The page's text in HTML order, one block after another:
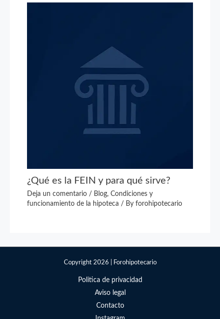
¿Qué es la FEIN y para qué sirve?
Deja un comentario / Blog, Condiciones y
funcionamiento de la hipoteca / By forohipotecario
Copyright 2026 | Forohipotecario
Politica de privacidad
Aviso legal
Contacto